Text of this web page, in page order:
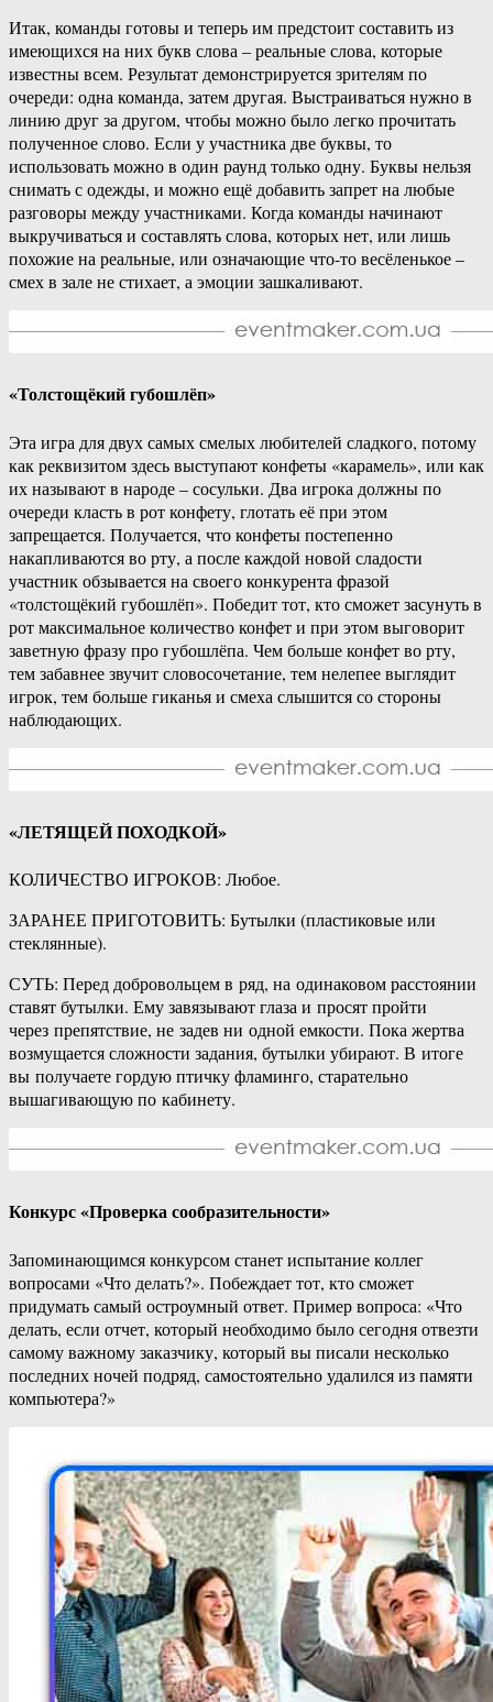
Итак, команды готовы и теперь им предстоит составить из
имеющихся на них букв слова – реальные слова, которые
известны всем. Результат демонстрируется зрителям по
очереди: одна команда, затем другая. Выстраиваться нужно в
линию друг за другом, чтобы можно было легко прочитать
полученное слово. Если у участника две буквы, то
использовать можно в один раунд только одну. Буквы нельзя
снимать с одежды, и можно ещё добавить запрет на любые
разговоры между участниками. Когда команды начинают
выкручиваться и составлять слова, которых нет, или лишь
похожие на реальные, или означающие что-то весёленькое –
смех в зале не стихает, а эмоции зашкаливают.
«Толстощёкий губошлёп»
Эта игра для двух самых смелых любителей сладкого, потому
как реквизитом здесь выступают конфеты «карамель», или как
их называют в народе – сосульки. Два игрока должны по
очереди класть в рот конфету, глотать её при этом
запрещается. Получается, что конфеты постепенно
накапливаются во рту, а после каждой новой сладости
участник обзывается на своего конкурента фразой
«толстощёкий губошлёп». Победит тот, кто сможет засунуть в
рот максимальное количество конфет и при этом выговорит
заветную фразу про губошлёпа. Чем больше конфет во рту,
тем забавнее звучит словосочетание, тем нелепее выглядит
игрок, тем больше гиканья и смеха слышится со стороны
наблюдающих.
«ЛЕТЯЩЕЙ ПОХОДКОЙ»
КОЛИЧЕСТВО ИГРОКОВ: Любое.
ЗАРАНЕЕ ПРИГОТОВИТЬ: Бутылки (пластиковые или
стеклянные).
СУТЬ: Перед добровольцем в ряд, на одинаковом расстоянии
ставят бутылки. Ему завязывают глаза и просят пройти
через препятствие, не задев ни одной емкости. Пока жертва
возмущается сложности задания, бутылки убирают. В итоге
вы получаете гордую птичку фламинго, старательно
вышагивающую по кабинету.
Конкурс «Проверка сообразительности»
Запоминающимся конкурсом станет испытание коллег
вопросами «Что делать?». Побеждает тот, кто сможет
придумать самый остроумный ответ. Пример вопроса: «Что
делать, если отчет, который необходимо было сегодня отвезти
самому важному заказчику, который вы писали несколько
последних ночей подряд, самостоятельно удалился из памяти
компьютера?»